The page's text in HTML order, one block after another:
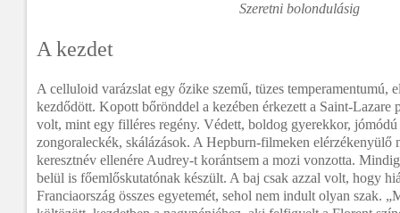
Szeretni bolondulásig
A kezdet
A celluloid varázslat egy őzike szemű, tüzes temperamentumú,
kezdődött. Kopott bőrönddel a kezében érkezett a Saint-Lazare
volt, mint egy filléres regény. Védett, boldog gyerekkor,
zongoraleckék, skálázások. A Hepburn-filmeken elérzékenyülő
keresztnév ellenére Audrey-t korántsem a mozi vonzotta.
belül is főemlőskutatónak készült. A baj csak azzal volt, hogy
Franciaország összes egyetemét, sehol nem indult olyan szak.